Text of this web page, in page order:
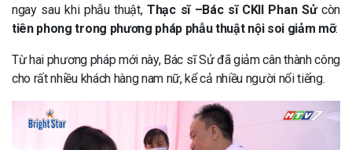
ngay sau khi phẫu thuật,Thạc sĩ –Bác sĩ CKII Phan Sửcòn
tiên phong trong phương pháp phẫu thuật nội soi giảm mỡ.
Từ hai phương pháp mới này, Bác sĩ Sử đã giảm cân thành công
cho rất nhiều khách hàng nam nữ, kể cả nhiều người nổi tiếng.